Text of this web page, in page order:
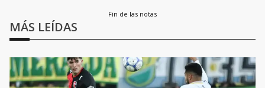
Fin de las notas
MÁS LEÍDAS